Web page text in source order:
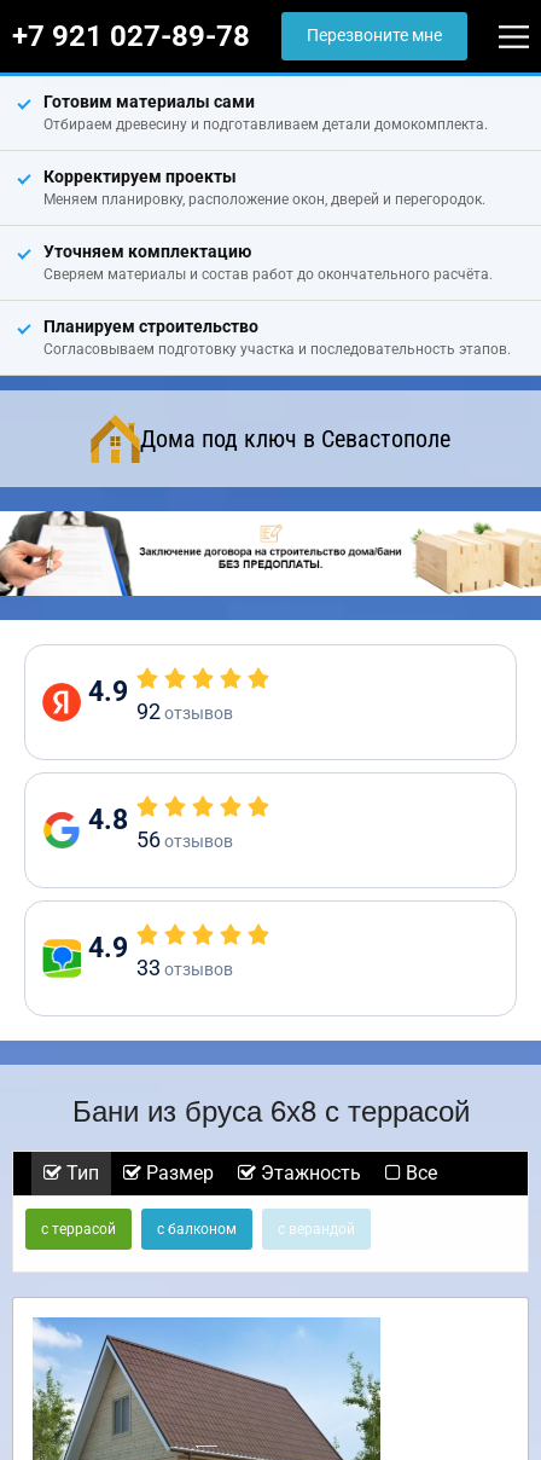
+7 921 027-89-78 Перезвоните мне
Готовим материалы сами
Отбираем древесину и подготавливаем детали домокомплекта.
Корректируем проекты
Меняем планировку, расположение окон, дверей и перегородок.
Уточняем комплектацию
Сверяем материалы и состав работ до окончательного расчёта.
Планируем строительство
Согласовываем подготовку участка и последовательность этапов.
Дома под ключ в Севастополе
4.9
92отзывов
4.8
56отзывов
4.9
33 отзывов
Бани из бруса 6х8 с террасой
Тип Размер Этажность Все
с террасой с балконом с верандой